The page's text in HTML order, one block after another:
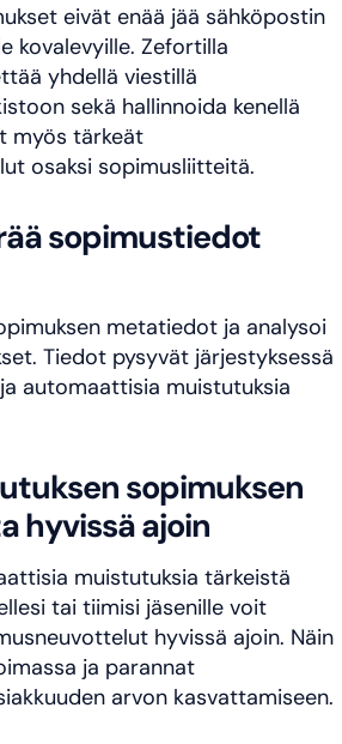
eivät enää jää sähköpostin
kovalevyille. Zefortilla
yhdellä viestillä
sekä hallinnoida kenellä
myös tärkeät
osaksi sopimusliitteitä.
sopimustiedot
metatiedot ja analysoi
Tiedot pysyvät järjestyksessä
automaattisia muistutuksia
sopimuksen
hyvissä ajoin
muistutuksia tärkeistä
tai tiimisi jäsenille voit
hyvissä ajoin. Näin
ja parannat
arvon kasvattamiseen.